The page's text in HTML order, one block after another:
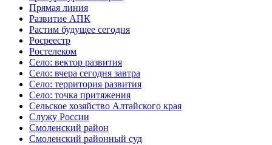
Прямая линия
Развитие АПК
Растим будущее сегодня
Росреестр
Ростелеком
Село: вектор развития
Село: вчера сегодня завтра
Село: территория развития
Село: точка притяжения
Сельское хозяйство Алтайского края
Служу России
Смоленский район
Смоленский районный суд